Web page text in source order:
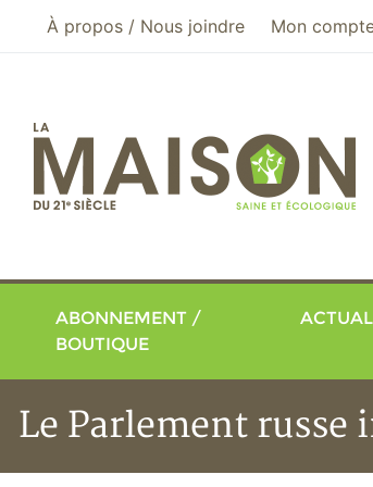
Aller au menu principal
Aller au contenu principal
À propos / Nous joindre Mon
ABONNEMENT /
BOUTIQUE
Le Parlement